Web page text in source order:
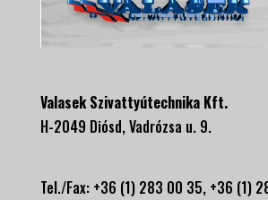
Valasek Szivattyútechnika Kft.
H-2049 Diósd, Vadrózsa u. 9.
Tel./Fax: +36 (1) 283 00 35, +36 (1)